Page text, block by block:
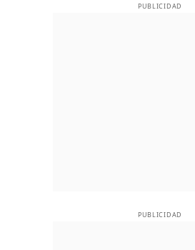
PUBLICIDAD
PUBLICIDAD